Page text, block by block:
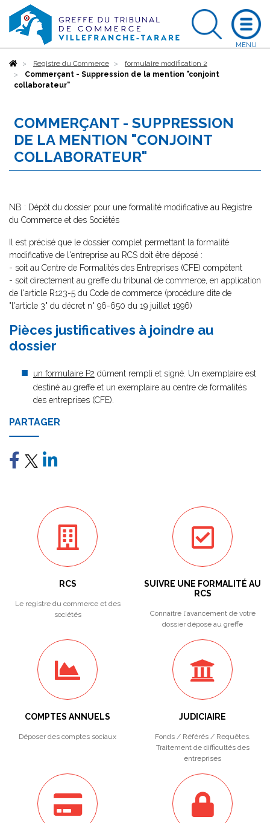
AccueilRegistre du Commerce
formulaire modification 2
Commerçant - Suppression de la mention "conjoint
collaborateur"
COMMERÇANT - SUPPRESSION
DE LA MENTION "CONJOINT
COLLABORATEUR"
NB : Dépôt du dossier pour une formalité modificative au Registre
du Commerce et des Sociétés
Il est précisé que le dossier complet permettant la formalité
modificative de l'entreprise au RCS doit être déposé :
- soit au Centre de Formalités des Entreprises (CFE) compétent
- soit directement au greffe du tribunal de commerce, en application
de l'article R123-5 du Code de commerce (procédure dite de
"l'article 3" du décret n° 96-650 du 19 juillet 1996)
Pièces justificatives à joindre au
dossier
un formulaire P2 dûment rempli et signé. Un exemplaire est
destiné au greffe et un exemplaire au centre de formalités
des entreprises (CFE).
PARTAGER
RCS
Le registre du commerce et des
sociétés
SUIVRE UNE FORMALITÉ AU
RCS
Connaitre l'avancement de votre
dossier déposé au greffe
COMPTES ANNUELS
Déposer des comptes sociaux
JUDICIAIRE
Fonds / Référés / Requêtes.
Traitement de difficultés des
entreprises